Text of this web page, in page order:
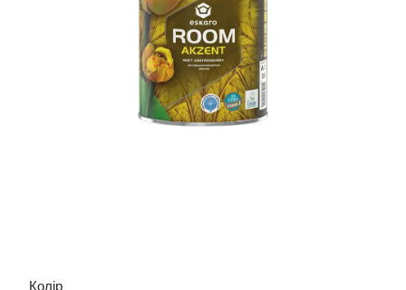
Колір